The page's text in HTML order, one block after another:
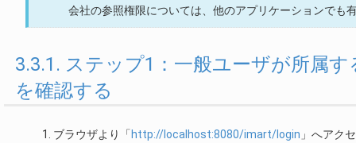
会社の参照権限については、他のアプリケーションでも
3.3.1. ステップ1：一般ユーザが所属
を確認する
ブラウザより「 http://localhost:8080/imart/login 」へアク